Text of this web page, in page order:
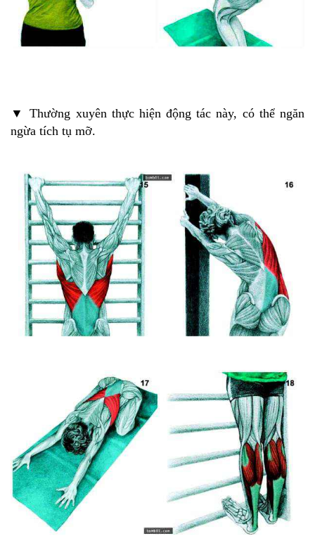
▼ Thường xuyên thực hiện động tác này, có thể ngăn
ngừa tích tụ mỡ.